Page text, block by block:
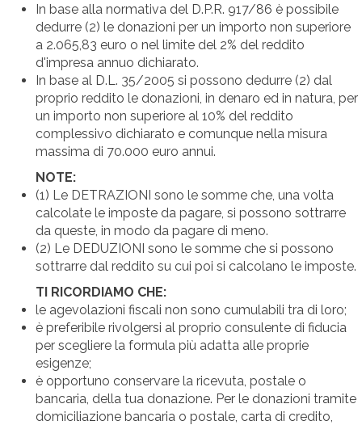
In base alla normativa del D.P.R. 917/86 è possibile
dedurre (2) le donazioni per un importo non superiore
a 2.065,83 euro o nel limite del 2% del reddito
d'impresa annuo dichiarato.
In base al D.L. 35/2005 si possono dedurre (2) dal
proprio reddito le donazioni, in denaro ed in natura, per
un importo non superiore al 10% del reddito
complessivo dichiarato e comunque nella misura
massima di 70.000 euro annui.
NOTE:
(1) Le DETRAZIONI sono le somme che, una volta
calcolate le imposte da pagare, si possono sottrarre
da queste, in modo da pagare di meno.
(2) Le DEDUZIONI sono le somme che si possono
sottrarre dal reddito su cui poi si calcolano le imposte.
TI RICORDIAMO CHE:
le agevolazioni fiscali non sono cumulabili tra di loro;
è preferibile rivolgersi al proprio consulente di fiducia
per scegliere la formula più adatta alle proprie
esigenze;
è opportuno conservare la ricevuta, postale o
bancaria, della tua donazione. Per le donazioni tramite
domiciliazione bancaria o postale, carta di credito,